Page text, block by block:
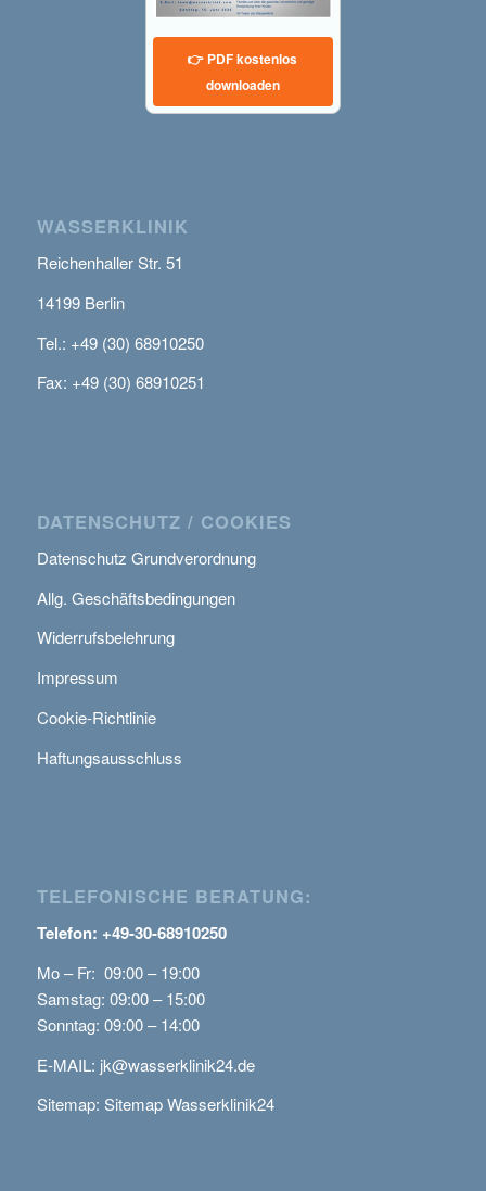
👉 PDF kostenlos
downloaden
WASSERKLINIK
Reichenhaller Str. 51
14199 Berlin
Tel.: +49 (30) 68910250
Fax: +49 (30) 68910251
DATENSCHUTZ / COOKIES
Datenschutz Grundverordnung
Allg. Geschäftsbedingungen
Widerrufsbelehrung
Impressum
Cookie-Richtlinie
Haftungsausschluss
TELEFONISCHE BERATUNG:
Telefon: +49-30-68910250
Mo – Fr: 09:00 – 19:00
Samstag: 09:00 – 15:00
Sonntag: 09:00 – 14:00
E-MAIL: jk@wasserklinik24.de
Sitemap: Sitemap Wasserklinik24